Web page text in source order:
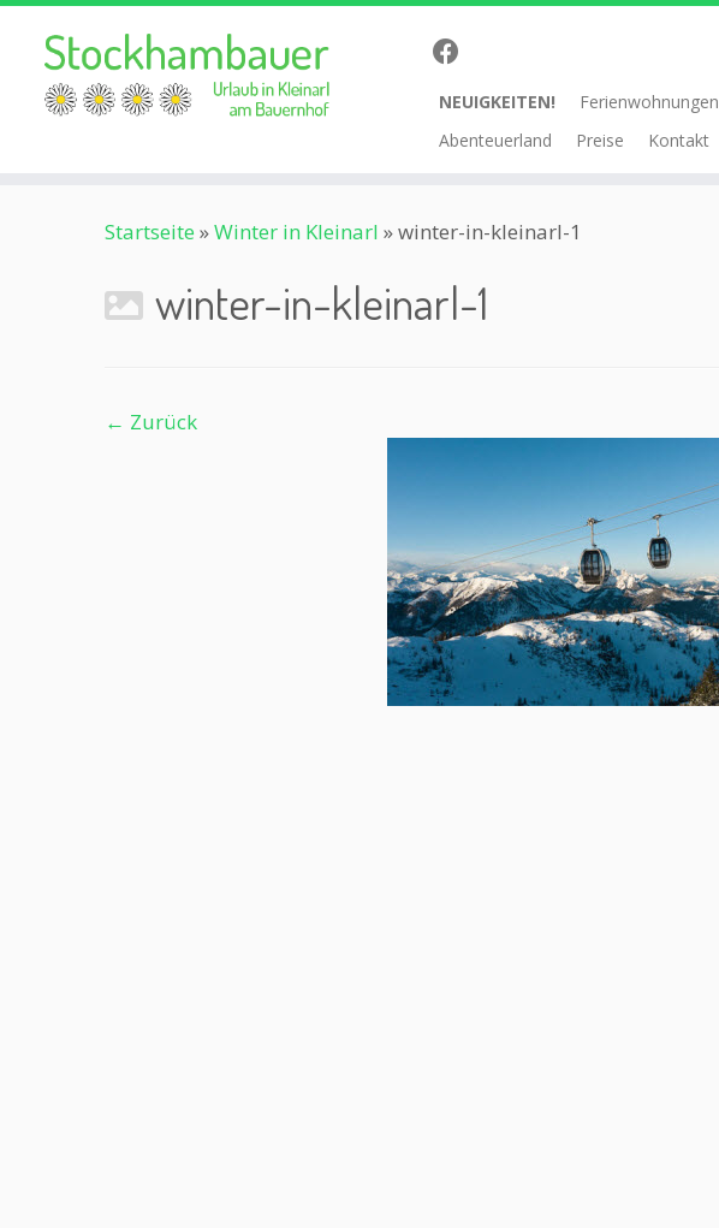
NEUIGKEITEN! Ferienwohnungen
Abenteuerland
Preise Kontakt
Startseite »Winter in Kleinarl »winter-in-kleinarl-1
winter-in-kleinarl-1
← Zurück